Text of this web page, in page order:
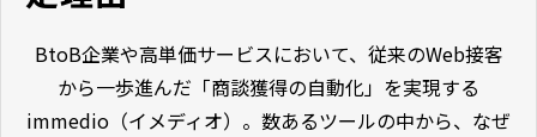
BtoB企業や高単価サービスにおいて、従来のWeb接客
から一歩進んだ「商談獲得の自動化」を実現する
immedio（イメディオ）。数あるツールの中から、なぜ